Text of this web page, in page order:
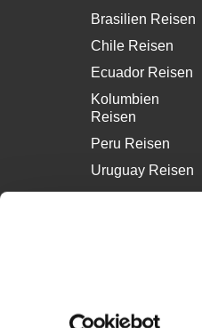
Brasilien Reisen
Chile Reisen
Ecuador Reisen
Kolumbien
Reisen
Peru Reisen
Uruguay Reisen